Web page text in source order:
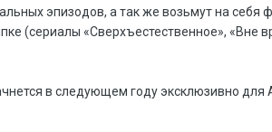
эпизодов, а так же возьмут на
(сериалы «Сверхъестественное», «Вне
в следующем году эксклюзивно для